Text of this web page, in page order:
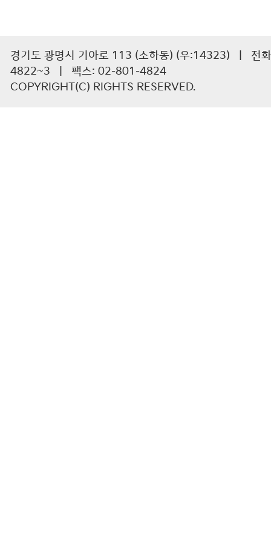
경기도 광명시 기아로 113 (소하동) (우:14323) | 전
4822~3 | 팩스: 02-801-4824
COPYRIGHT(C) RIGHTS RESERVED.